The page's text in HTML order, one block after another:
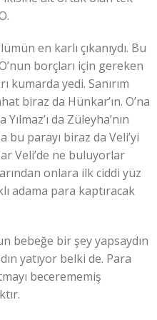
en karlı çıkanıydı. Bu
borçları için gereken
kumarda yedi. Sanırım
biraz da Hünkar’ın. O’na
da Züleyha’nın
bu parayı biraz da Veli’yi
Veli’de ne buluyorlar
onlara ilk ciddi yüz
adama para kaptıracak
bebeğe bir şey yapsaydın
yatıyor belki de. Para
becerememiş